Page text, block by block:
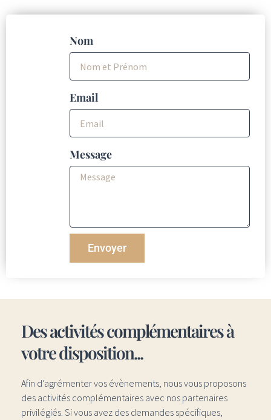
Nom
Email
Message
Envoyer
Des activités complémentaires à
votre disposition...
Afin d’agrémenter vos évènements, nous vous proposons
des activités complémentaires avec nos partenaires
privilégiés. Si vous avez des demandes spécifiques,